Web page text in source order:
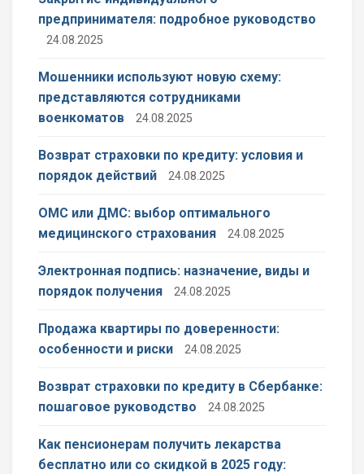
предпринимателя: подробное руководство
24.08.2025
Мошенники используют новую схему:
представляются сотрудниками
военкоматов
24.08.2025
Возврат страховки по кредиту: условия и
порядок действий
24.08.2025
ОМС или ДМС: выбор оптимального
медицинского страхования
24.08.2025
Электронная подпись: назначение, виды и
порядок получения
24.08.2025
Продажа квартиры по доверенности:
особенности и риски
24.08.2025
Возврат страховки по кредиту в Сбербанке:
пошаговое руководство
24.08.2025
Как пенсионерам получить лекарства
бесплатно или со скидкой в 2025 году: